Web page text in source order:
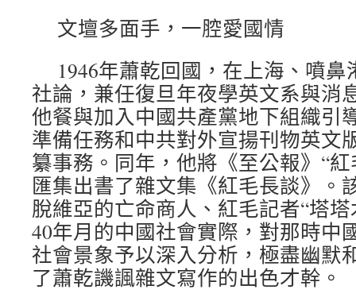
文壇多面手，一腔愛國情
1946年蕭乾回國，在上海、噴
社論，兼任復旦年夜學英文系與消
他餐與加入中國共產黨地下組織引
準備任務和中共對外宣揚刊物英文
纂事務。同年，他將《至公報》“
匯集出書了雜文集《紅毛長談》。
脫維亞的亡命商人、紅毛記者“塔
40年月的中國社會實際，對那時中
社會景象予以深入分析，極盡幽默
了蕭乾譏諷雜文寫作的出色才幹。